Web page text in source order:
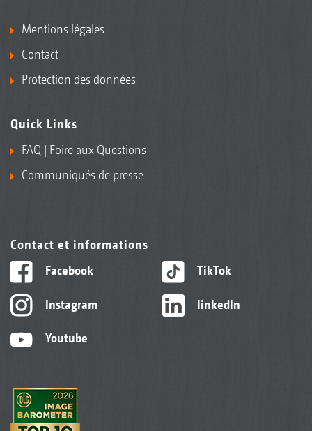
Mentions légales
Contact
Protection des données
Quick Links
FAQ | Foire aux Questions
Communiqués de presse
Contact et informations
Facebook
Instagram
Youtube
TikTok
linkedIn